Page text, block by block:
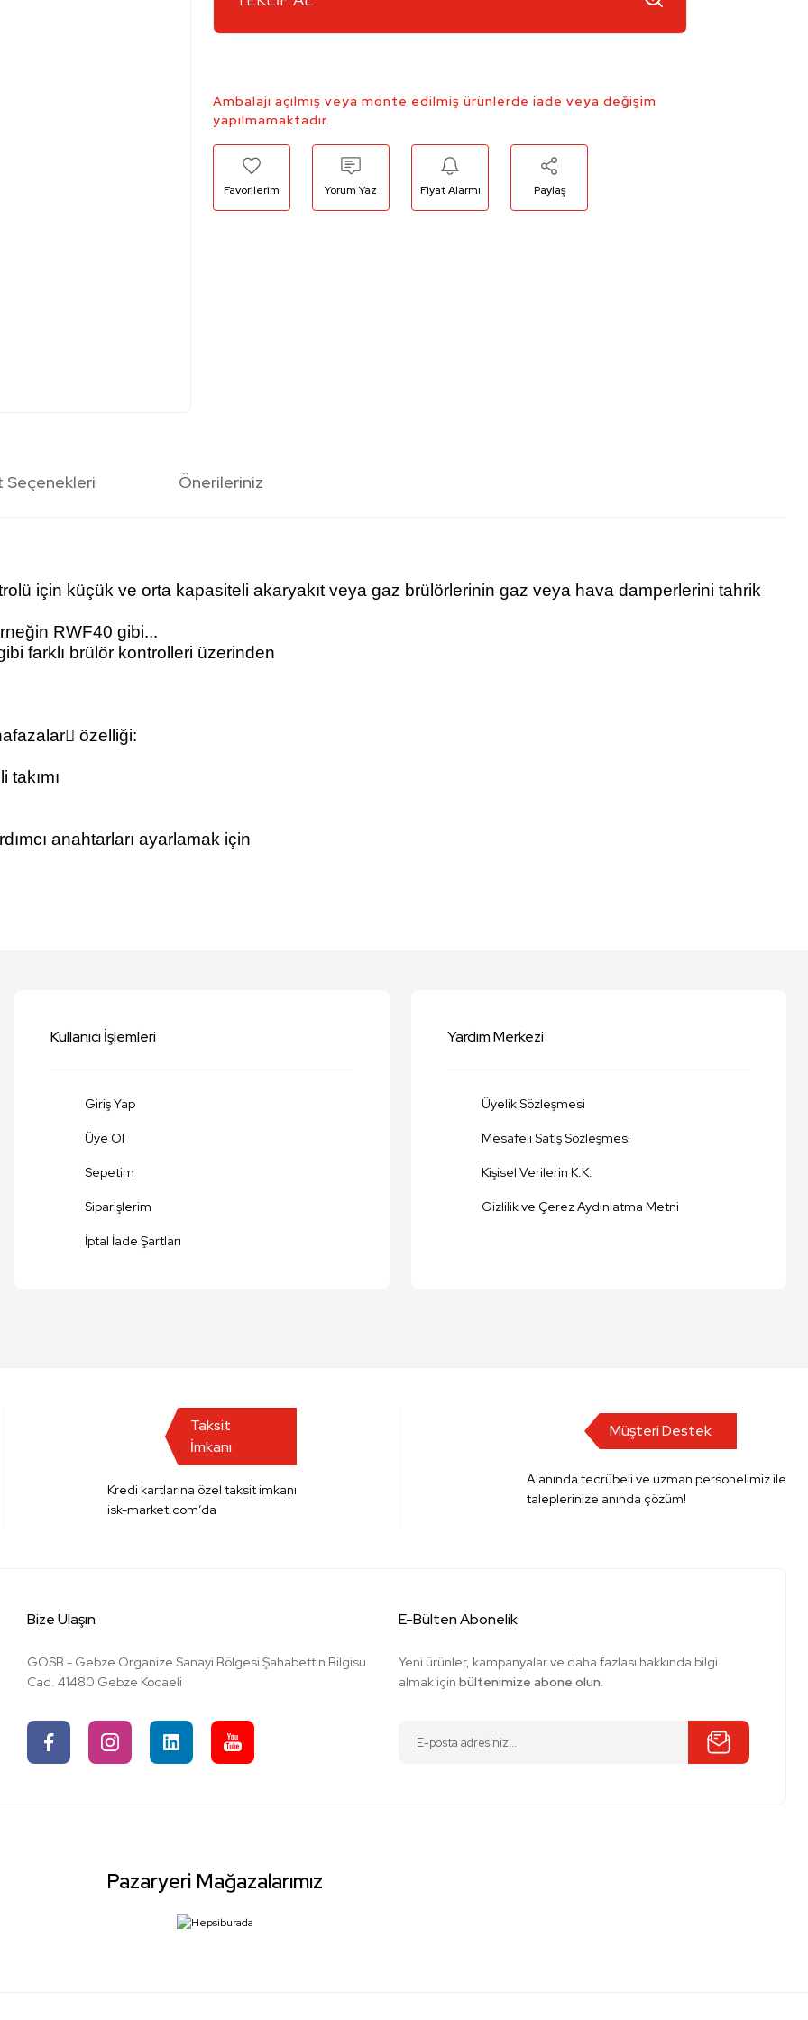
Ambalajı açılmış veya monte edilmiş ürünlerde iade veya değişim
yapılmamaktadır.
Yorum Yaz Fiyat Alarmı Paylaş
Seçenekleri Önerileriniz
için küçük ve orta kapasiteli akaryakıt veya gaz brülörlerinin gaz veya hava damperlerini tahrik
RWF40 gibi...
farklı brülör kontrolleri üzerinden
özelliği:
takımı
anahtarları ayarlamak için
Kullanıcı İşlemleri
Giriş Yap
Üye Ol
Sepetim
Siparişlerim
İptal İade Şartları
Yardım Merkezi
Üyelik Sözleşmesi
Mesafeli Satış Sözleşmesi
Kişisel Verilerin K.K.
Gizlilik ve Çerez Aydınlatma Metni
Taksit
İmkanı
Kredi kartlarına özel taksit imkanı
isk-market.com’da
Müşteri Destek
Alanında tecrübeli ve uzman personelimiz ile
taleplerinize anında çözüm!
Bize Ulaşın
GOSB - Gebze Organize Sanayi Bölgesi Şahabettin Bilgisu
Cad. 41480 Gebze Kocaeli
E-Bülten Abonelik
Yeni ürünler, kampanyalar ve daha fazlası hakkında bilgi
almak içinbültenimize abone olun.
Pazaryeri Mağazalarımız